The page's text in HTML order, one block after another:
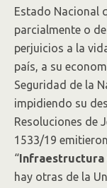
Estado Nacional
parcialmente o
perjuicios a la
país, a su
Seguridad de la
impidiendo su
Resoluciones de
1533/19
“Infraestructura
hay otras de la